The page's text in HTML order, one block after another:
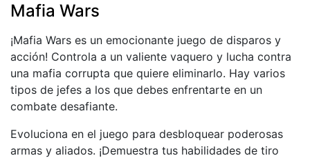
Mafia Wars
¡Mafia Wars es un emocionante juego de disparos y
acción! Controla a un valiente vaquero y lucha contra
una mafia corrupta que quiere eliminarlo. Hay varios
tipos de jefes a los que debes enfrentarte en un
combate desafiante.
Evoluciona en el juego para desbloquear poderosas
armas y aliados. ¡Demuestra tus habilidades de tiro